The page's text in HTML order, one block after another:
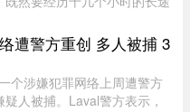
国待上一个月，让孩子好好
不少 ...
遭警方重创 多人被捕 3
个涉嫌犯罪网络上周遭警方
人被捕。Laval警方表示，